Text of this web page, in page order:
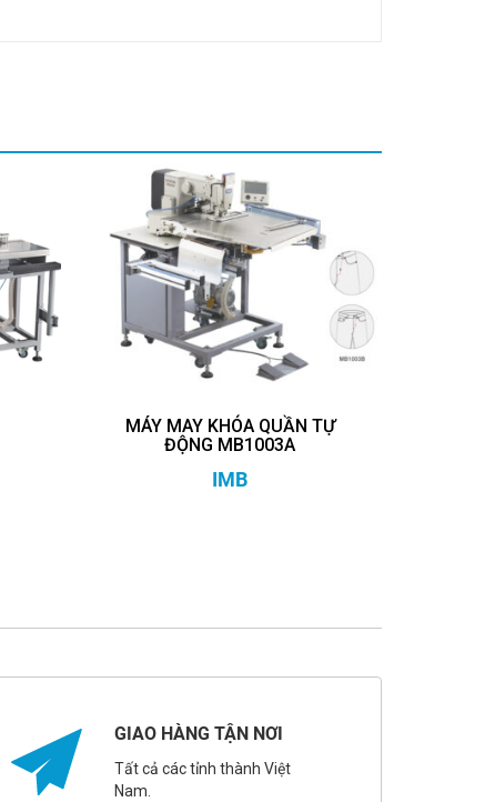
MÁY MAY KHÓA QUẦN TỰ
ĐỘNG MB1003A
IMB
GIAO HÀNG TẬN NƠI
Tất cả các tỉnh thành Việt
Nam.